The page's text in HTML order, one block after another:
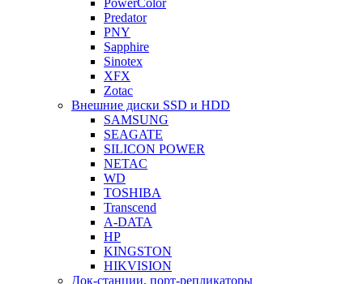
PowerColor
Predator
PNY
Sapphire
Sinotex
XFX
Zotac
Внешние диски SSD и HDD
SAMSUNG
SEAGATE
SILICON POWER
NETAC
WD
TOSHIBA
Transcend
A-DATA
HP
KINGSTON
HIKVISION
Док-станции, порт-репликаторы